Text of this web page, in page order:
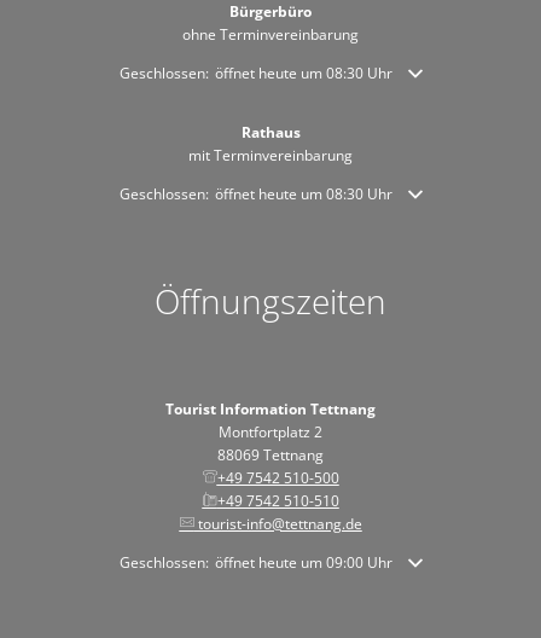
Bürgerbüro
ohne Terminvereinbarung
Klicken, um weitere Öffnungs- oder Schließzeiten
Geschlossen: öffnet heute um 08:30 Uhr
Rathaus
mit Terminvereinbarung
Klicken, um weitere Öffnungs- oder Schließzeiten
Geschlossen: öffnet heute um 08:30 Uhr
Öffnungszeiten
Tourist Information Tettnang
Montfortplatz 2
88069 Tettnang
+49 7542 510-500
+49 7542 510-510
tourist-info@tettnang.de
Klicken, um weitere Öffnungs- oder Schließzeiten
Geschlossen: öffnet heute um 09:00 Uhr